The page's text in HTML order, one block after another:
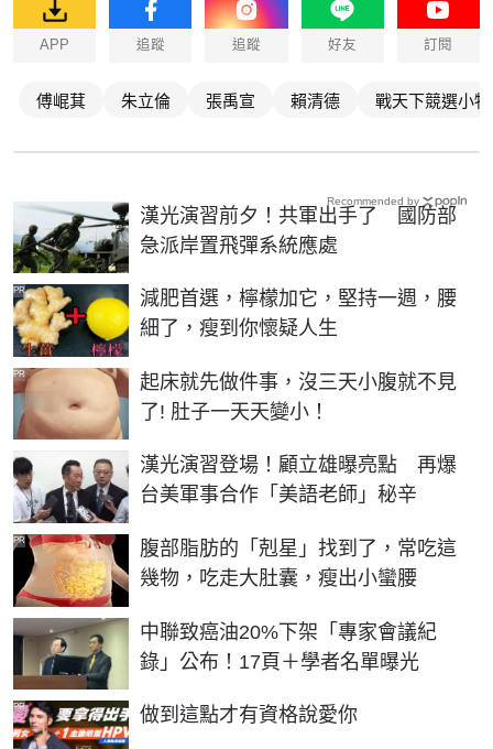
APP 追蹤 追蹤 好友 訂閱
傅崐萁 朱立倫 張禹宣 賴清德 戰天下競選小
漢光演習前夕！共軍出手了 國防部
急派岸置飛彈系統應處
減肥首選，檸檬加它，堅持一週，腰
細了，瘦到你懷疑人生
PR
起床就先做件事，沒三天小腹就不見
了! 肚子一天天變小！
PR
漢光演習登場！顧立雄曝亮點 再爆
台美軍事合作「美語老師」秘辛
腹部脂肪的「剋星」找到了，常吃這
幾物，吃走大肚囊，瘦出小蠻腰
PR
中聯致癌油20%下架「專家會議紀
錄」公布！17頁＋學者名單曝光
做到這點才有資格說愛你
PR
Recommended by